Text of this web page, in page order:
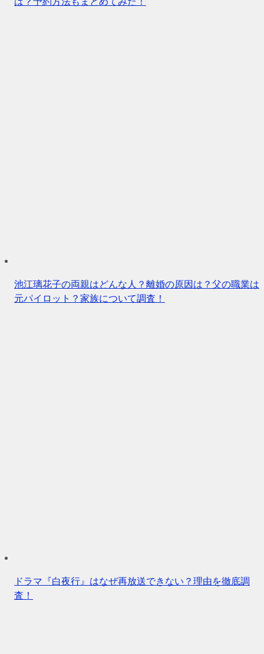
池江璃花子の両親はどんな人？離婚の原因は？父の職業は
元パイロット？家族について調査！
ドラマ『白夜行』はなぜ再放送できない？理由を徹底調
査！